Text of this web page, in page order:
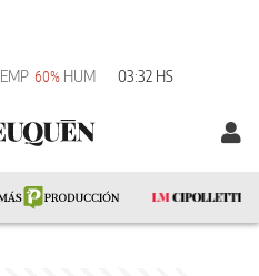
60% HUM 03:32 HS